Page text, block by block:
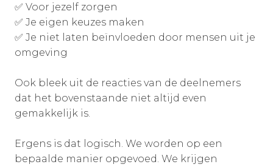
✅ Voor jezelf zorgen
✅ Je eigen keuzes maken
✅ Je niet laten beïnvloeden door mensen uit je
omgeving
Ook bleek uit de reacties van de deelnemers
dat het bovenstaande niet altijd even
gemakkelijk is.
Ergens is dat logisch. We worden op een
bepaalde manier opgevoed. We krijgen